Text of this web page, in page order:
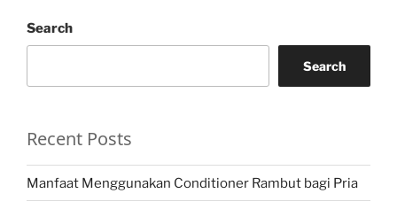
Search
Search
Recent Posts
Manfaat Menggunakan Conditioner Rambut bagi Pria